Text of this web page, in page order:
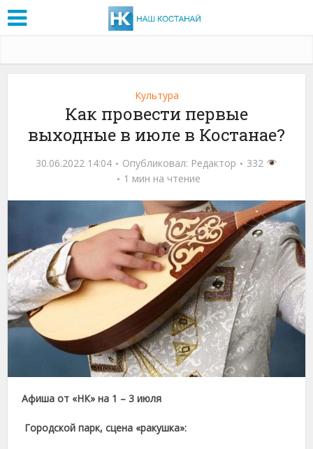
Культура
Как провести первые
выходные в июле в Костанае?
30.06.2022 14:04 Опубликовал: Редактор
332
1 мин на чтение
Афиша от «НК» на 1 – 3 июля
Городской парк, сцена «ракушка»: